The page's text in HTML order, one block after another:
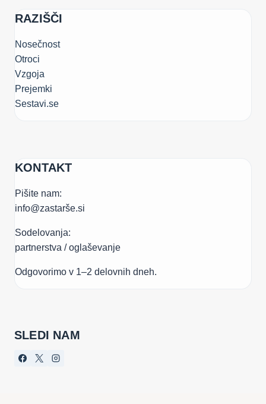
RAZIŠČI
Nosečnost
Otroci
Vzgoja
Prejemki
Sestavi.se
KONTAKT
Pišite nam:
info@zastarše.si
Sodelovanja:
partnerstva / oglaševanje
Odgovorimo v 1–2 delovnih dneh.
SLEDI NAM